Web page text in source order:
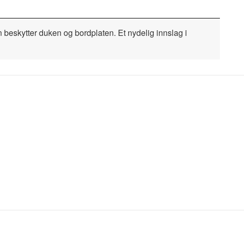
duken og bordplaten. Et nydelig innslag i